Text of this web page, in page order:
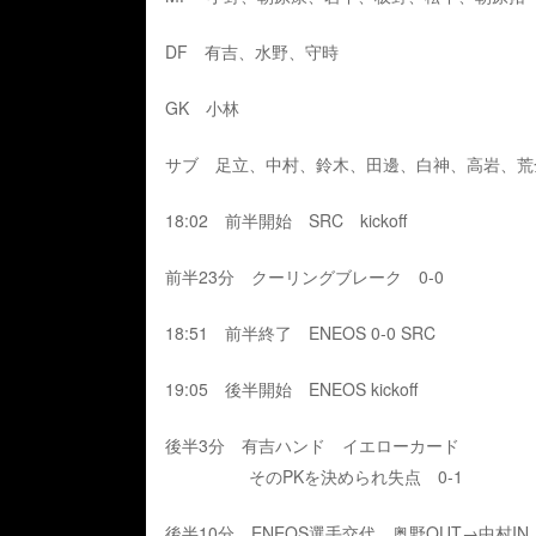
DF 有吉、水野、守時
GK 小林
サブ 足立、中村、鈴木、田邊、白神、高岩、
18:02 前半開始 SRC kickoff
前半23分 クーリングブレーク 0-0
18:51 前半終了 ENEOS 0-0 SRC
19:05 後半開始 ENEOS kickoff
後半3分 有吉ハンド イエローカード
そのPKを決められ失点 0-1